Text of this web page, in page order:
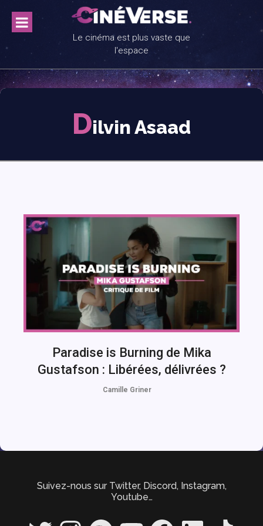
content
Le cinéma est plus vaste que
l'espace
Dilvin Asaad
Paradise is Burning de Mika
Gustafson : Libérées, délivrées ?
Camille Griner
Suivez-nous sur Twitter, Discord, Instagram,
Youtube…
Twitter InstagramSpotify YouTube FacebookLinkedIn TikTok